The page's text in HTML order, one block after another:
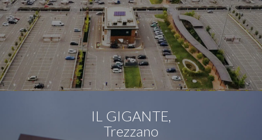
IL GIGANTE,
Trezzano